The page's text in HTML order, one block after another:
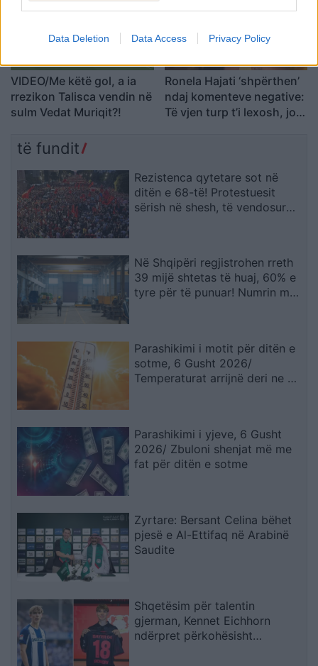
Data Deletion Data Access Privacy Policy
VIDEO/Me këtë gol, a ia
rrezikon Talisca vendin në
sulm Vedat Muriqit?!
Ronela Hajati ‘shpërthen’
ndaj komenteve negative:
Të vjen turp t’i lexosh, jo
të fundit
Rezistenca qytetare sot në
ditën e 68-të! Protestuesit
sërish në shesh, të vendosur
Në Shqipëri regjistrohen rreth
39 mijë shtetas të huaj, 60% e
tyre për të punuar! Numrin më
Parashikimi i motit për ditën e
sotme, 6 Gusht 2026/
Temperaturat arrijnë deri ne 38
Parashikimi i yjeve, 6 Gusht
2026/ Zbuloni shenjat më me
fat për ditën e sotme
Zyrtare: Bersant Celina bëhet
pjesë e Al-Ettifaq në Arabinë
Saudite
Shqetësim për talentin
gjerman, Kennet Eichhorn
ndërpret përkohësisht